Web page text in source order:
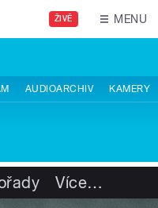
ŽIVĚ MENU
AUDIOARCHIV KAMERY
Více…